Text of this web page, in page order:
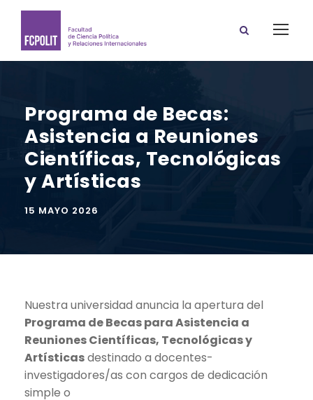
Programa de Becas:
Asistencia a Reuniones
Científicas, Tecnológicas
y Artísticas
15 MAYO 2026
Nuestra universidad anuncia la apertura del
Programa de Becas para Asistencia a
Reuniones Científicas, Tecnológicas y
Artísticasdestinado a docentes-
investigadores/as con cargos de dedicación
simple o